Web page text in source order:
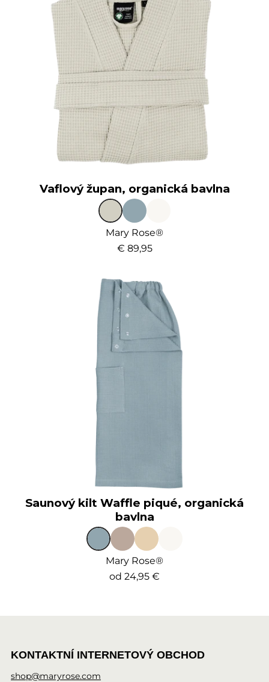
Vaflový župan, organická bavlna
Mary Rose®
€ 89,95
Saunový kilt Waffle piqué, organická
bavlna
Mary Rose®
od 24,95 €
KONTAKTNÍ INTERNETOVÝ OBCHOD
shop@maryrose.com